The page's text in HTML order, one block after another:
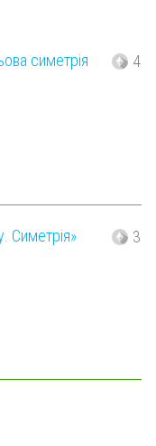
симетрія 4
Симетрія» 3